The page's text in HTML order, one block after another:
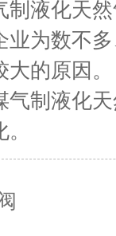
制液化天
业为数不
的原因。
制液化天